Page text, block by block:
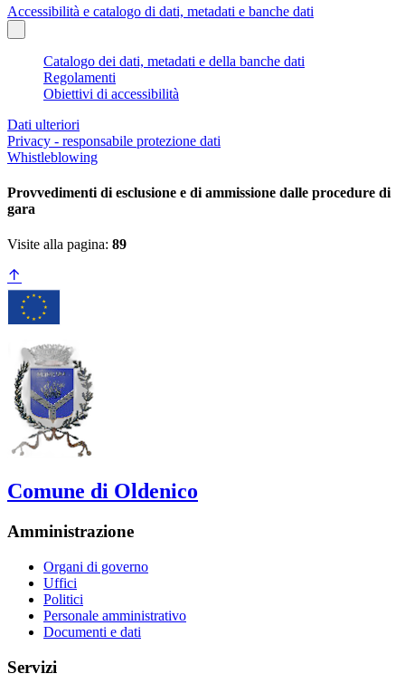
Accessibilità e catalogo di dati, metadati e banche dati
Catalogo dei dati, metadati e della banche dati
Regolamenti
Obiettivi di accessibilità
Dati ulteriori
Privacy - responsabile protezione dati
Whistleblowing
Provvedimenti di esclusione e di ammissione dalle procedure di
gara
Visite alla pagina: 89
Comune di Oldenico
Amministrazione
Organi di governo
Uffici
Politici
Personale amministrativo
Documenti e dati
Servizi